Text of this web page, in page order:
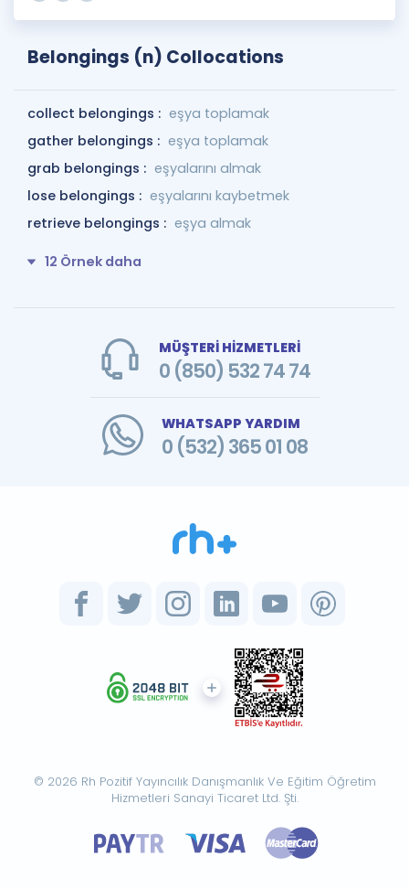
Belongings (n) Collocations
collect belongings : eşya toplamak
gather belongings : eşya toplamak
grab belongings : eşyalarını almak
lose belongings : eşyalarını kaybetmek
retrieve belongings : eşya almak
12 Örnek daha
MÜŞTERİ HİZMETLERİ
0 (850) 532 74 74
WHATSAPP YARDIM
0 (532) 365 01 08
© 2026 Rh Pozitif Yayıncılık Danışmanlık Ve Eğitim Öğretim
Hizmetleri Sanayi Ticaret Ltd. Şti.